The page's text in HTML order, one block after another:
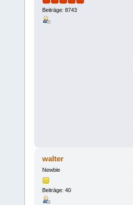
Beiträge: 8743
walter
Newbie
Beiträge: 40